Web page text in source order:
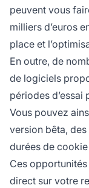
peuvent vous
milliers d’euros
place et
En outre, de
de logiciels
périodes
Vous pouvez
version bêta,
durées de
Ces
direct sur votre